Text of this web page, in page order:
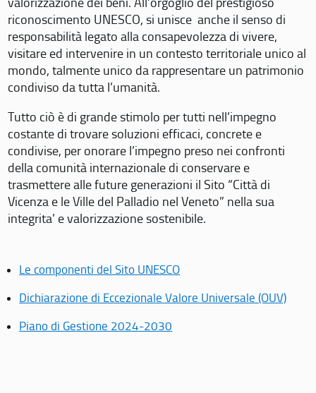
riconoscimento UNESCO, si unisce anche il senso di
responsabilità legato alla consapevolezza di vivere,
visitare ed intervenire in un contesto territoriale unico al
mondo, talmente unico da rappresentare un patrimonio
condiviso da tutta l’umanità.
Tutto ciò è di grande stimolo per tutti nell’impegno
costante di trovare soluzioni efficaci, concrete e
condivise, per onorare l’impegno preso nei confronti
della comunità internazionale di conservare e
trasmettere alle future generazioni il Sito “Città di
Vicenza e le Ville del Palladio nel Veneto” nella sua
integrita’ e valorizzazione sostenibile.
Le componenti del Sito UNESCO
Dichiarazione di Eccezionale Valore Universale (OUV)
Piano di Gestione 2024-2030